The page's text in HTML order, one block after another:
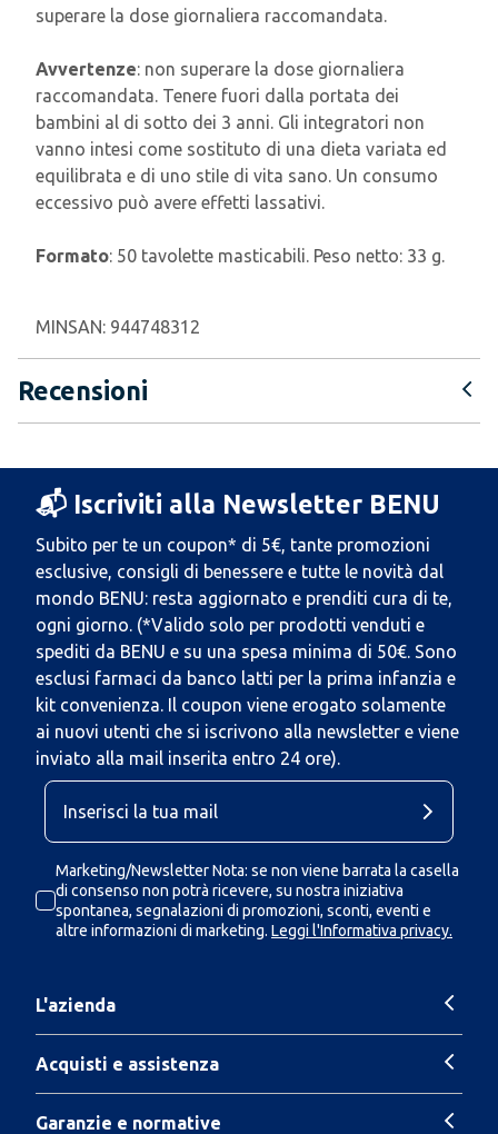
superare la dose giornaliera raccomandata.
Avvertenze: non superare la dose giornaliera
raccomandata. Tenere fuori dalla portata dei
bambini al di sotto dei 3 anni. Gli integratori non
vanno intesi come sostituto di una dieta variata ed
equilibrata e di uno stiIe di vita sano. Un consumo
eccessivo può avere effetti lassativi.
Formato: 50 tavolette masticabili. Peso netto: 33 g.
MINSAN: 944748312
Recensioni
📬 Iscriviti alla Newsletter BENU
Subito per te un coupon* di 5€, tante promozioni
esclusive, consigli di benessere e tutte le novità dal
mondo BENU: resta aggiornato e prenditi cura di te,
ogni giorno. (*Valido solo per prodotti venduti e
spediti da BENU e su una spesa minima di 50€. Sono
esclusi farmaci da banco latti per la prima infanzia e
kit convenienza. Il coupon viene erogato solamente
ai nuovi utenti che si iscrivono alla newsletter e viene
inviato alla mail inserita entro 24 ore).
Marketing/Newsletter Nota: se non viene barrata la casella
di consenso non potrà ricevere, su nostra iniziativa
spontanea, segnalazioni di promozioni, sconti, eventi e
altre informazioni di marketing. Leggi l'Informativa privacy.
L'azienda
Acquisti e assistenza
Garanzie e normative